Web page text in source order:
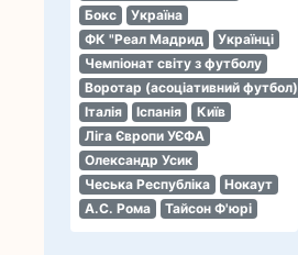
Бокс
Україна
ФК "Реал Мадрид
Українці
Чемпіонат світу з футболу
Воротар (асоціативний футбол)
Італія
Іспанія
Київ
Ліга Європи УЄФА
Олександр Усик
Чеська Республіка
Нокаут
А.С. Рома
Тайсон Ф'юрі